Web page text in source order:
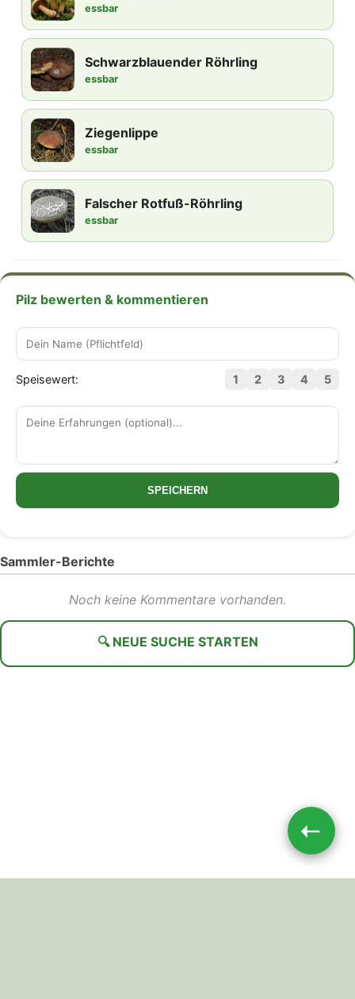
essbar
Schwarzblauender Röhrling
essbar
Ziegenlippe
essbar
Falscher Rotfuß-Röhrling
essbar
Pilz bewerten & kommentieren
Speisewert: 1 2 3 4 5
SPEICHERN
Sammler-Berichte
Noch keine Kommentare vorhanden.
🔍 NEUE SUCHE STARTEN
➝